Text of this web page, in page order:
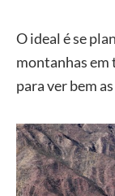
O ideal é se
montanhas em
para ver bem